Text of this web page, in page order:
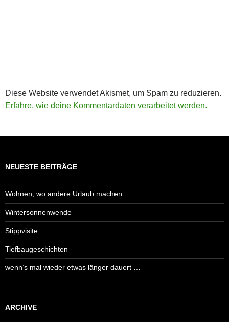
Diese Website verwendet Akismet, um Spam zu reduzieren.
Erfahre, wie deine Kommentardaten verarbeitet werden.
NEUESTE BEITRÄGE
Wohnen, wo andere Urlaub machen …
Wintersonnenwende
Stippvisite
Tiefbaugeschichten
wenn’s mal wieder etwas länger dauert …
ARCHIVE